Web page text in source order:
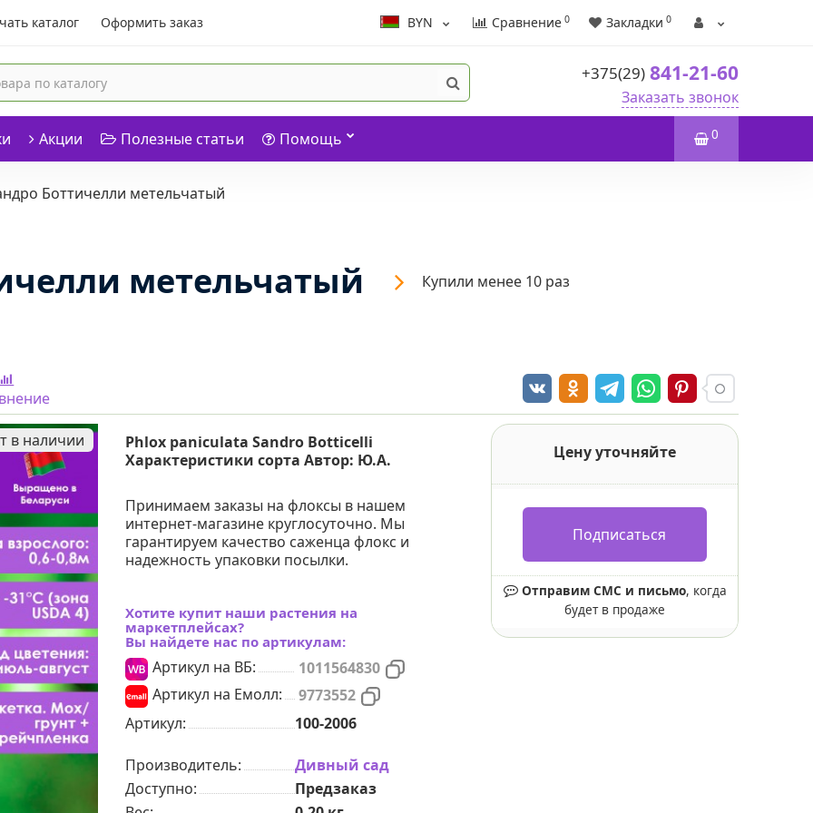
каталог Оформить заказ BYN Сравнение 0 Закладки 0
+375(29)841-21-60
Заказать звонок
Акции Полезные статьи Помощь 0
Боттичелли метельчатый
метельчатый Купили менее 10 раз
в наличии
Phlox paniculata Sandro Botticelli
Характеристики сорта Автор: Ю.А.
Принимаем заказы на флоксы в нашем
интернет-магазине круглосуточно. Мы
гарантируем качество саженца флокс и
надежность упаковки посылки.
Хотите купит наши растения на
маркетплейсах?
Вы найдете нас по артикулам:
Артикул на ВБ:
1011564830
Артикул на Емолл:
9773552
Артикул:
100-2006
Производитель:
Дивный сад
Доступно:
Предзаказ
Цену уточняйте
Подписаться
Отправим СМС и письмо, когда
будет в продаже